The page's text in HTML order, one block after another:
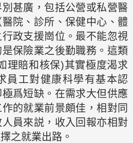
甚廣，包括公營或私營醫
院、診所、保健中心、體
政支援崗位。最不能忽視
保險業之後勤職務。這類
理賠和核保)其實極度渴求
員工對健康科學有基本認
爲短缺。在需求大但供應
的就業前景頗佳，相對同
員來説，收入回報亦相對
之就業出路。